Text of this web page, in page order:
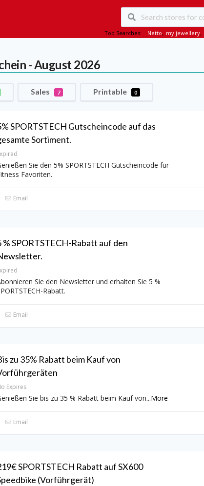
Top Searches: Netto, my jewellery,
- August 2026
Sales 7 Printable 0
SPORTSTECH Gutscheincode auf das
Sortiment.
Sie den 5% SPORTSTECH Gutscheincode für
Favoriten.
Email
% SPORTSTECH-Rabatt auf den
Sie den Newsletter und erhalten Sie 5 %
Rabatt.
Email
zu 35% Rabatt beim Kauf von
Expires
Sie bis zu 35 % Rabatt beim Kauf von...More
Email
SPORTSTECH Rabatt auf SX600
(Vorführgerät)